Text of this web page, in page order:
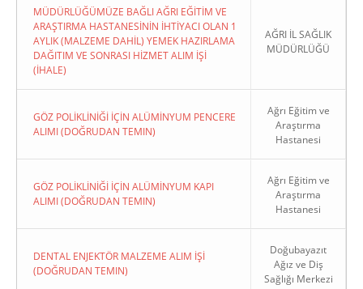
MÜDÜRLÜĞÜMÜZE BAĞLI AĞRI EĞİTİM VE
ARAŞTIRMA HASTANESİNİN İHTİYACI OLAN 1
AYLIK (MALZEME DAHİL) YEMEK HAZIRLAMA
DAĞITIM VE SONRASI HİZMET ALIM İŞİ
(İHALE)
AĞRI İL SAĞLIK
MÜDÜRLÜĞÜ
GÖZ POLİKLİNİĞİ İÇİN ALÜMİNYUM PENCERE
ALIMI (DOĞRUDAN TEMIN)
Ağrı Eğitim ve
Araştırma
Hastanesi
GÖZ POLİKLİNİĞİ İÇİN ALÜMİNYUM KAPI
ALIMI (DOĞRUDAN TEMIN)
Ağrı Eğitim ve
Araştırma
Hastanesi
DENTAL ENJEKTÖR MALZEME ALIM İŞİ
(DOĞRUDAN TEMIN)
Doğubayazıt
Ağız ve Diş
Sağlığı Merkezi